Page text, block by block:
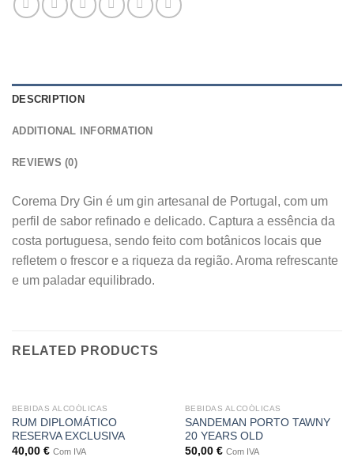
DESCRIPTION
ADDITIONAL INFORMATION
REVIEWS (0)
Corema Dry Gin é um gin artesanal de Portugal, com um
perfil de sabor refinado e delicado. Captura a essência da
costa portuguesa, sendo feito com botânicos locais que
refletem o frescor e a riqueza da região. Aroma refrescante
e um paladar equilibrado.
RELATED PRODUCTS
BEBIDAS ALCOÓLICAS
RUM DIPLOMÁTICO
RESERVA EXCLUSIVA
40,00 € Com IVA
BEBIDAS ALCOÓLICAS
SANDEMAN PORTO TAWNY
20 YEARS OLD
50,00 € Com IVA